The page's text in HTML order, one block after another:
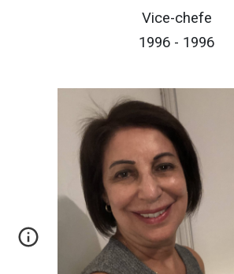
Vice-chefe
1996 - 1996